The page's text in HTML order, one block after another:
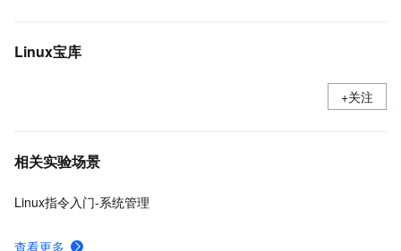
Linux宝库
+关注
相关实验场景
Linux指令入门-系统管理
查看更多